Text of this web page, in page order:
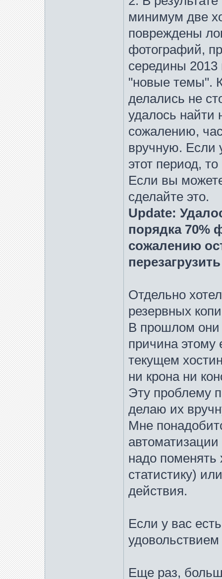
минимум две
повреждены
фотографий,
середины 2013
"новые темы".
делались не
удалось найти
сожалению,
вручную. Если
этот период,
Если вы
сделайте это.
Update:
порядка 70%
сожалению
Отдельно
резервных
В прошлом они
причина этому
текущем
ни крона ни
Эту проблему
делаю их
Мне
автоматизации
надо поменять
статистику)
действия.
Если у вас
Еще раз,